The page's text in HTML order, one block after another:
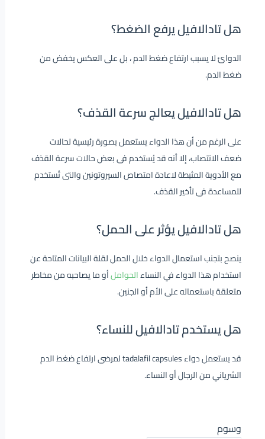
هل تادالافيل يرفع الضغط؟
الدوائ لا يسبب ارتفاع ضغط الدم ، بل على العكس يخفض من
ضغط الدم.
هل تادالافيل يعالج سرعة القذف؟
على الرغم من أن هذا الدواء يستعمل بصورة رئيسية لحالات
ضعف الانتصاب، إلا أنه قد يُستخدم فى بعض حالات سرعة القذف
مع الأدوية المثبطة لاعادة امتصاص السيروتونين والتى تُستخدم
للمساعدة فى تأخير القذف.
هل تادالافيل يؤثر على الحمل؟
ينصح بتجنب استعمال الدواء خلال الحمل لقلة البيانات المتاحة عن
استخدام هذا الدواء في النساءالحواملأو ما يصاحبه من مخاطر
متعلقة باستعماله على الأم أو الجنين.
هل يستخدم تادالافيل للنساء؟
قد يستعمل دواء tadalafil capsules لمرضى ارتفاع ضغط الدم
الشرياني من الرجال أو النساء.
وسوم